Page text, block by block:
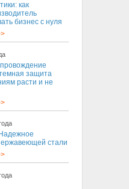
как
бизнес с нуля
защита
расти и не
стали